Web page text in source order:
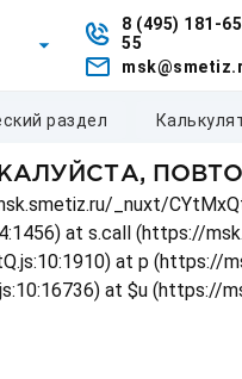
8 (495) 181-
55
раздел
_nuxt/
at s.call (https://
at p (https://
at $u (https://